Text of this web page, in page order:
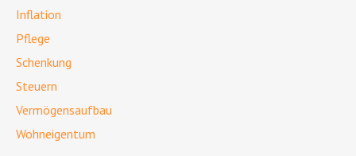
Inflation
Pflege
Schenkung
Steuern
Vermögensaufbau
Wohneigentum